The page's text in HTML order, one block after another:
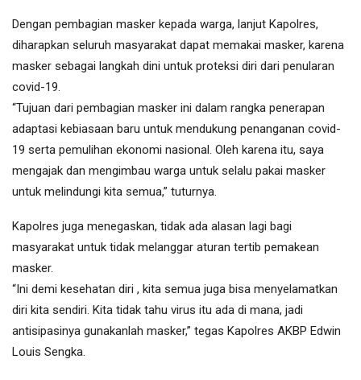
Dengan pembagian masker kepada warga, lanjut Kapolres,
diharapkan seluruh masyarakat dapat memakai masker, karena
masker sebagai langkah dini untuk proteksi diri dari penularan
covid-19.
“Tujuan dari pembagian masker ini dalam rangka penerapan
adaptasi kebiasaan baru untuk mendukung penanganan covid-
19 serta pemulihan ekonomi nasional. Oleh karena itu, saya
mengajak dan mengimbau warga untuk selalu pakai masker
untuk melindungi kita semua,” tuturnya.
Kapolres juga menegaskan, tidak ada alasan lagi bagi
masyarakat untuk tidak melanggar aturan tertib pemakean
masker.
“Ini demi kesehatan diri , kita semua juga bisa menyelamatkan
diri kita sendiri. Kita tidak tahu virus itu ada di mana, jadi
antisipasinya gunakanlah masker,” tegas Kapolres AKBP Edwin
Louis Sengka.